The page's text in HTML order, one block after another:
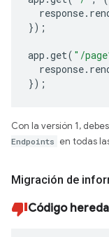
response.
});
app .get( "/
response.
});
Con la versión 1,
Endpoints en todas
Migración de
Código